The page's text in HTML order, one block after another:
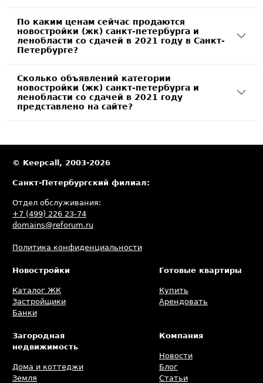
По каким ценам сейчас продаются
новостройки (жк) санкт-петербурга и
ленобласти со сдачей в 2021 году в Санкт-
Петербурге?
Сколько объявлений категории
новостройки (жк) санкт-петербурга и
ленобласти со сдачей в 2021 году
представлено на сайте?
© Keepcall, 2003-2026
Санкт-Петербургский филиал:
Отдел обслуживания:
+7 (499) 226 23-74
domains@reforum.ru
Политика конфиденциальности
Новостройки
Каталог ЖК
Застройщики
Банки
Готовые квартиры
Купить
Арендовать
Загородная
недвижимость
Дома и коттеджи
Земля
Компания
Новости
Блог
Статьи